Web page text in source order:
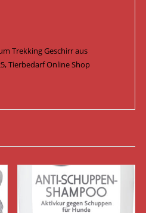
Trekking Geschirr aus
Tierbedarf Online Shop